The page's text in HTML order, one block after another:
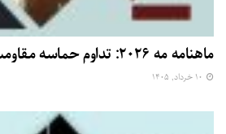
ماهنامه مه ۲۰۲۶: تداوم حماسه مقاومت زنان ایران